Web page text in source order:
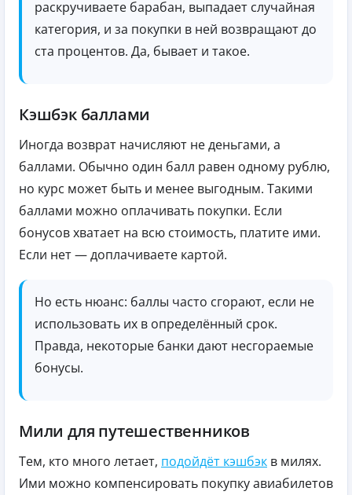
раскручиваете барабан, выпадает случайная
категория, и за покупки в ней возвращают до
ста процентов. Да, бывает и такое.
Кэшбэк баллами
Иногда возврат начисляют не деньгами, а
баллами. Обычно один балл равен одному рублю,
но курс может быть и менее выгодным. Такими
баллами можно оплачивать покупки. Если
бонусов хватает на всю стоимость, платите ими.
Если нет — доплачиваете картой.
Но есть нюанс: баллы часто сгорают, если не
использовать их в определённый срок.
Правда, некоторые банки дают несгораемые
бонусы.
Мили для путешественников
Тем, кто много летает, подойдёт кэшбэк в милях.
Ими можно компенсировать покупку авиабилетов